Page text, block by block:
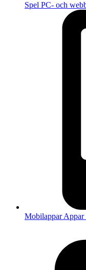
Spel PC- och
MobilapparAppar